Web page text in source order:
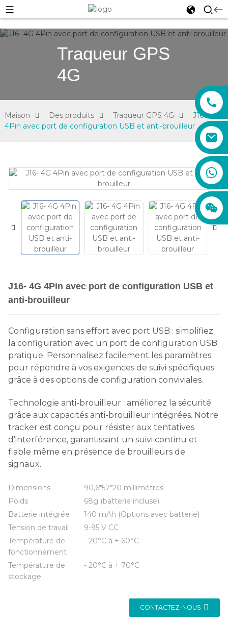
+86 188 7850 0956
+86 159 8670 4515
Traqueur GPS
4G
Maison Des produits Traqueur GPS 4G
J16- 4G
4Pin avec port de configuration USB et anti-brouilleur
J16- 4G 4Pin avec port de configuration USB et
anti-brouilleur
Configuration sans effort avec port USB : simplifiez
la configuration avec un port de configuration USB
pratique. Personnalisez facilement les paramètres
pour répondre à vos exigences de suivi spécifiques
grâce à des options de configuration conviviales.
Technologie anti-brouilleur : améliorez la sécurité
grâce aux capacités anti-brouilleur intégrées. Notre
tracker est conçu pour résister aux tentatives
d'interférence, garantissant un suivi continu et
fiable même en présence de brouilleurs de
signaux.
Dimensions
90,6*57*20 millimètres
Poids
68g (batterie incluse)
Batterie intégrée
140 mAh (Options avec batterie)
Tension de travail
9-95 V CC
Température de
fonctionnement
- 20°C à + 60°C
Température de
stockage
- 20°C à + 70°C
CONTACTEZ-NOUS